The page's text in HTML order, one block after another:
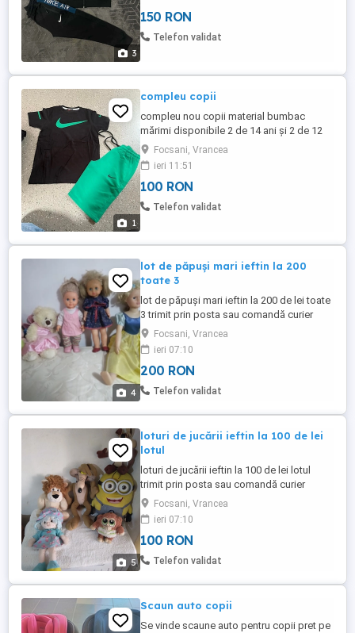
3
150 RON
Telefon validat
1
compleu copii
compleu nou copii material bumbac
mărimi disponibile 2 de 14 ani și 2 de 12
ani Focsani, Vrancea
ieri 11:51
100 RON
Telefon validat
4
lot de păpuși mari ieftin la 200
toate 3
lot de păpuși mari ieftin la 200 de lei toate
3 trimit prin posta sau comandă curier
Focsani, Vrancea
ieri 07:10
200 RON
Telefon validat
5
loturi de jucării ieftin la 100 de lei
lotul
loturi de jucării ieftin la 100 de lei lotul
trimit prin posta sau comandă curier
Focsani, Vrancea
ieri 07:10
100 RON
Telefon validat
Scaun auto copii
Se vinde scaune auto pentru copii pret pe